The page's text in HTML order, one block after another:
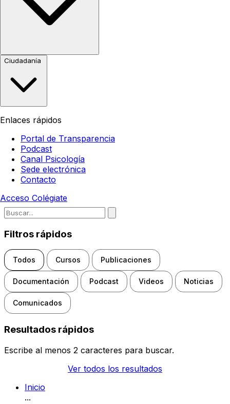
Ciudadanía
Enlaces rápidos
Portal de Transparencia
Podcast
Canal Psicología
Sede electrónica
Contacto
Acceso Colégiate
Escribe para buscar noticias,
Filtros rápidos
Todos Cursos Publicaciones
Documentación Podcast Videos Noticias
Comunicados
Resultados rápidos
Escribe al menos 2 caracteres para buscar.
Ver todos los resultados
Inicio
...